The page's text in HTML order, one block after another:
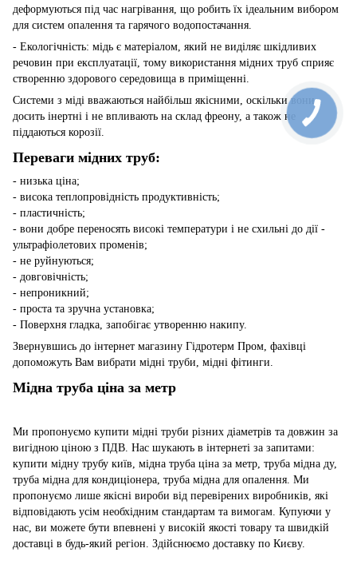
деформуються під час нагрівання, що робить їх ідеальним вибором
для систем опалення та гарячого водопостачання.
- Екологічність: мідь є матеріалом, який не виділяє шкідливих
речовин при експлуатації, тому використання мідних труб сприяє
створенню здорового середовища в приміщенні.
Системи з міді вважаються найбільш якісними, оскільки вони
досить інертні і не впливають на склад фреону, а також не
піддаються корозії.
Переваги мідних труб:
- низька ціна;
- висока теплопровідність продуктивність;
- пластичність;
- вони добре переносять високі температури і не схильні до дії -
ультрафіолетових променів;
- не руйнуються;
- довговічність;
- непроникний;
- проста та зручна установка;
- Поверхня гладка, запобігає утворенню накипу.
Звернувшись до інтернет магазину Гідротерм Пром, фахівці
допоможуть Вам вибрати мідні труби, мідні фітинги.
Мідна труба ціна за метр
Ми пропонуємо купити мідні труби різних діаметрів та довжин за
вигідною ціною з ПДВ. Нас шукають в інтернеті за запитами:
купити мідну трубу київ, мідна труба ціна за метр, труба мідна ду,
труба мідна для кондиціонера, труба мідна для опалення. Ми
пропонуємо лише якісні вироби від перевірених виробників, які
відповідають усім необхідним стандартам та вимогам. Купуючи у
нас, ви можете бути впевнені у високій якості товару та швидкій
доставці в будь-який регіон. Здійснюємо доставку по Києву.